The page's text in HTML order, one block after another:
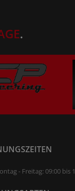
.
- Freitag: 09:00 bis